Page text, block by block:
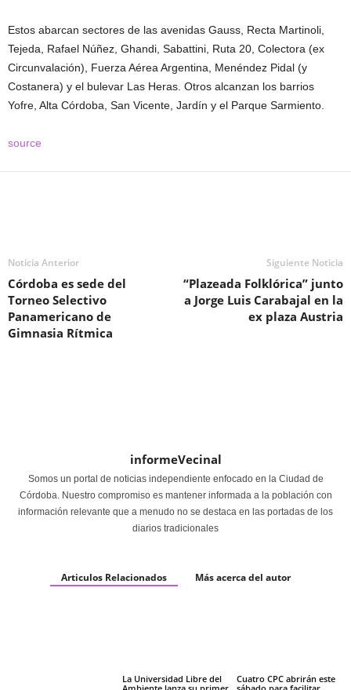
Estos abarcan sectores de las avenidas Gauss, Recta Martinoli,
Tejeda, Rafael Núñez, Ghandi, Sabattini, Ruta 20, Colectora (ex
Circunvalación), Fuerza Aérea Argentina, Menéndez Pidal (y
Costanera) y el bulevar Las Heras. Otros alcanzan los barrios
Yofre, Alta Córdoba, San Vicente, Jardín y el Parque Sarmiento.
source
Noticia Anterior
Córdoba es sede del
Torneo Selectivo
Panamericano de
Gimnasia Rítmica
Siguiente Noticia
“Plazeada Folklórica” junto
a Jorge Luis Carabajal en la
ex plaza Austria
informeVecinal
Somos un portal de noticias independiente enfocado en la Ciudad de
Córdoba. Nuestro compromiso es mantener informada a la población con
información relevante que a menudo no se destaca en las portadas de los
diarios tradicionales
Articulos Relacionados Más acerca del autor
La Universidad Libre del
Cuatro CPC abrirán este